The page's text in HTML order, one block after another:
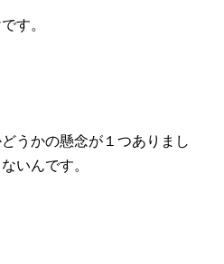
す。
うかの懸念が１つありまし
いんです。